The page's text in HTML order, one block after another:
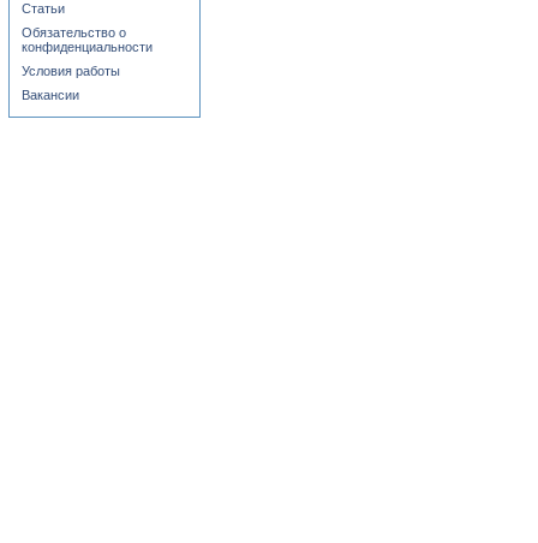
Статьи
Обязательство о
конфиденциальности
Условия работы
Вакансии